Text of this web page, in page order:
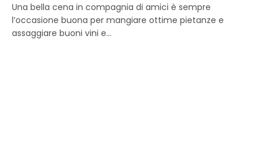
Una bella cena in compagnia di amici è sempre
l’occasione buona per mangiare ottime pietanze e
assaggiare buoni vini e…